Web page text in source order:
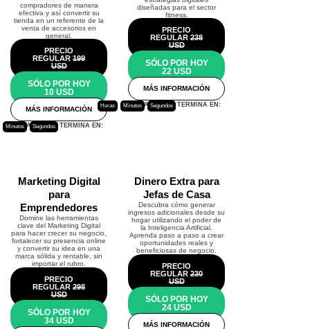
compradores de manera
efectiva y así convertir su
tienda en un referente de la
venta de accesorios en
general.
PRECIO
REGULAR 199
USD
SÓLO POR HOY
10 USD
MÁS INFORMACIÓN
ESTA PROMO TERMINA EN:
Minutos Segundos
diseñadas para el sector
fitness.
PRECIO
REGULAR 238
USD
SÓLO POR HOY
22 USD
MÁS INFORMACIÓN
ESTA PROMO TERMINA EN:
Horas Minutos Segundos
Marketing Digital
para
Emprendedores
Domine las herramientas
clave del Marketing Digital
para hacer crecer su negocio,
fortalecer su presencia online
y convertir su idea en una
marca sólida y rentable, sin
importar el rubro.
PRECIO
REGULAR 298
USD
SÓLO POR HOY
34 USD
Dinero Extra para
Jefas de Casa
Descubra cómo generar
ingresos adicionales desde su
hogar utilizando el poder de
la Inteligencia Artificial.
Aprenda paso a paso a crear
oportunidades reales y
beneficiosas de negocio.
PRECIO
REGULAR 230
USD
SÓLO POR HOY
24 USD
MÁS INFORMACIÓN